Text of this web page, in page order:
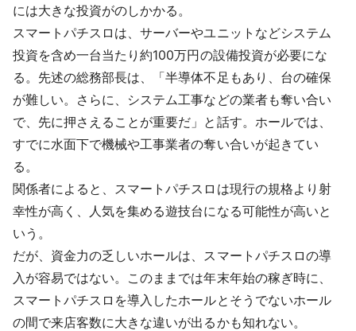
には大きな投資がのしかかる。
スマートパチスロは、サーバーやユニットなどシステム
投資を含め一台当たり約100万円の設備投資が必要にな
る。先述の総務部長は、「半導体不足もあり、台の確保
が難しい。さらに、システム工事などの業者も奪い合い
で、先に押さえることが重要だ」と話す。ホールでは、
すでに水面下で機械や工事業者の奪い合いが起きてい
る。
関係者によると、スマートパチスロは現行の規格より射
幸性が高く、人気を集める遊技台になる可能性が高いと
いう。
だが、資金力の乏しいホールは、スマートパチスロの導
入が容易ではない。このままでは年末年始の稼ぎ時に、
スマートパチスロを導入したホールとそうでないホール
の間で来店客数に大きな違いが出るかも知れない。